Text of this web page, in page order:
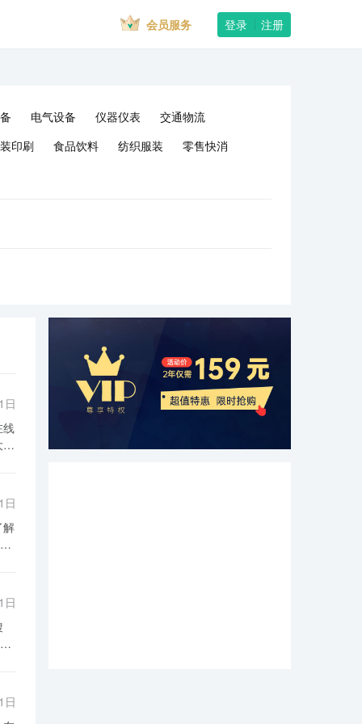
会员服务 登录 注册
电气设备 仪器仪表
交通物流
印刷 食品饮料 纺织服装
零售快消
日
日
日
日